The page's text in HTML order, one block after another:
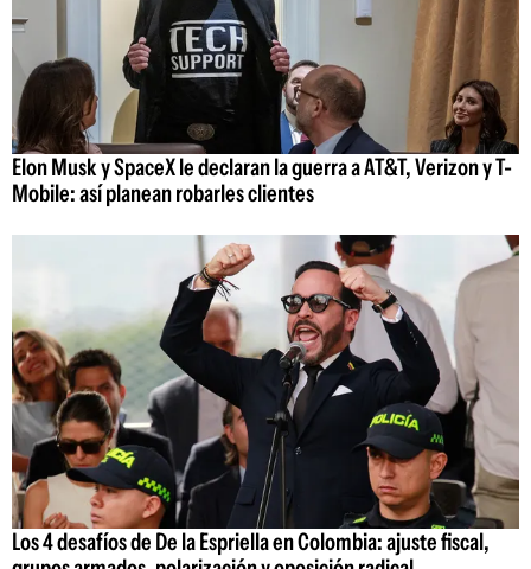
Elon Musk y SpaceX le declaran la guerra a AT&T, Verizon y T-
Mobile: así planean robarles clientes
Los 4 desafíos de De la Espriella en Colombia: ajuste fiscal,